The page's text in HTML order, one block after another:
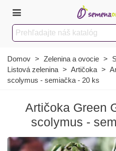
Domov > Zelenina a ovocie >
Listová zelenina > Artičoka >
scolymus - semiačka - 20 ks
Artičoka Green
scolymus -